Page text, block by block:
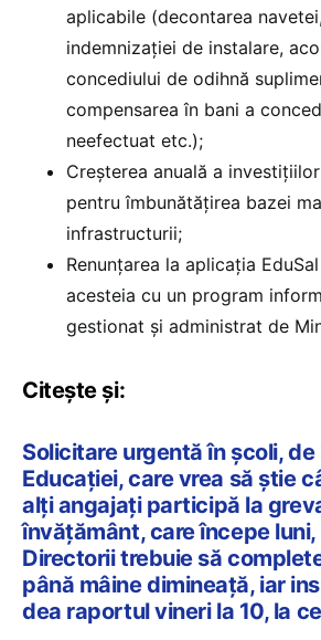
aplicabile (decontarea
indemnizației de instalare,
concediului de odihnă
compensarea în bani a
neefectuat etc.);
Creșterea anuală a
pentru îmbunătățirea bazei
infrastructurii;
Renunțarea la aplicația
acesteia cu un program
gestionat și administrat de
Citește și:
Solicitare urgentă în școli,
Educației, care vrea să știe
alți angajați participă la
învățământ, care începe
Directorii trebuie să
până mâine dimineață, iar
dea raportul vineri la 10, la